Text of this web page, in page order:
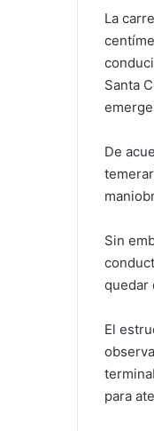
La
Santa
De
Sin
quedar
El
para